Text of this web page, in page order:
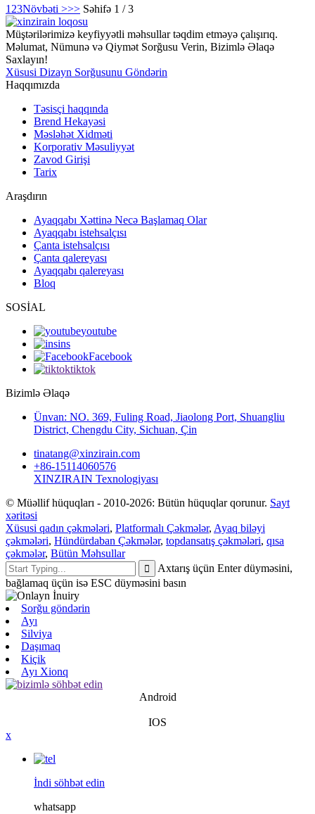
1 23Növbəti >>> Səhifə 1 / 3
Müştərilərimizə keyfiyyətli məhsullar təqdim etməyə çalışırıq.
Məlumat, Nümunə və Qiymət Sorğusu Verin, Bizimlə Əlaqə
Saxlayın!
Xüsusi Dizayn Sorğusunu Göndərin
Haqqımızda
Təsisçi haqqında
Brend Hekayəsi
Məsləhət Xidməti
Korporativ Məsuliyyət
Zavod Girişi
Tarix
Araşdırın
Ayaqqabı Xəttinə Necə Başlamaq Olar
Ayaqqabı istehsalçısı
Çanta istehsalçısı
Çanta qalereyası
Ayaqqabı qalereyası
Bloq
SOSİAL
youtube
ins
Facebook
tiktok
Bizimlə Əlaqə
Ünvan: NO. 369, Fuling Road, Jiaolong Port, Shuangliu
District, Chengdu City, Sichuan, Çin
tinatang@xinzirain.com
+86-15114060576
XINZIRAIN Texnologiyası
© Müəllif hüquqları - 2010-2026: Bütün hüquqlar qorunur. Sayt
xəritəsi
Xüsusi qadın çəkmələri, Platformalı Çəkmələr, Ayaq biləyi
çəkmələri, Hündürdaban Çəkmələr, topdansatış çəkmələri, qısa
çəkmələr, Bütün Məhsullar
Axtarış üçün Enter düyməsini,
bağlamaq üçün isə ESC düyməsini basın
Sorğu göndərin
Ayı
Silviya
Daşımaq
Kiçik
Ayı Xionq
Android
IOS
x
İndi söhbət edin
whatsapp